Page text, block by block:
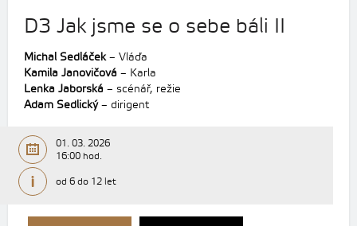
D3 Jak jsme se o sebe báli II
Michal Sedláček– Vláďa
Kamila Janovičová – Karla
Lenka Jaborská – scénář, režie
Adam Sedlický– dirigent
01. 03. 2026
16:00 hod.
od 6 do 12 let